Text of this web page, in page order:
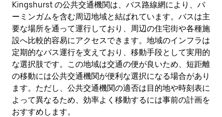
Kingshurst の公共交通機関は、バス路線網により、バ
ーミンガムを含む周辺地域と結ばれています。バスは主
要な場所を通って運行しており、周辺の住宅街や各種施
設へ比較的容易にアクセスできます。地域のインフラは
定期的なバス運行を支えており、移動手段として実用的
な選択肢です。この地域は交通の便が良いため、短距離
の移動には公共交通機関が便利な選択になる場合があり
ます。ただし、公共交通機関の適否は目的地や時刻表に
よって異なるため、効率よく移動するには事前の計画を
おすすめします。